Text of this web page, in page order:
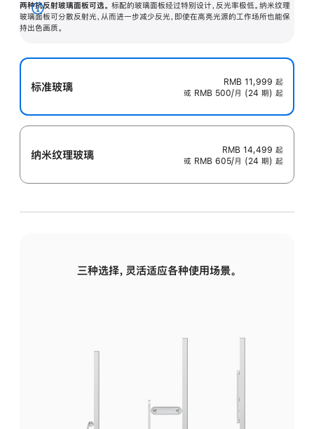
两种抗反射玻璃面板可选。 标配的玻璃面板经过特别设计，反光率极低。纳米纹理
玻璃面板可分散反射光，从而进一步减少反光，即使在高亮光源的工作场所也能保
持出色画质。
展
开
标准玻璃 RMB 11,999 起
或 RMB 500/月 (24 期) 起
纳米纹理玻璃 RMB 14,499 起
或 RMB 605/月 (24 期) 起
三种选择，灵活适应各种使用场景。